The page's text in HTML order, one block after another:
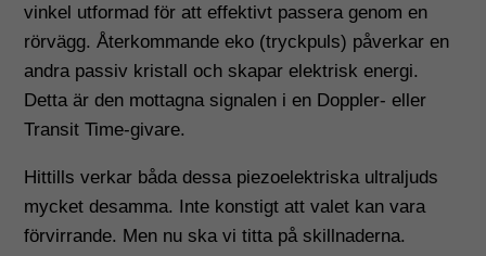
vinkel utformad för att effektivt passera genom en
rörvägg. Återkommande eko (tryckpuls) påverkar en
andra passiv kristall och skapar elektrisk energi.
Detta är den mottagna signalen i en Doppler- eller
Transit Time-givare.
Hittills verkar båda dessa piezoelektriska ultraljuds
mycket desamma. Inte konstigt att valet kan vara
förvirrande. Men nu ska vi titta på skillnaderna.